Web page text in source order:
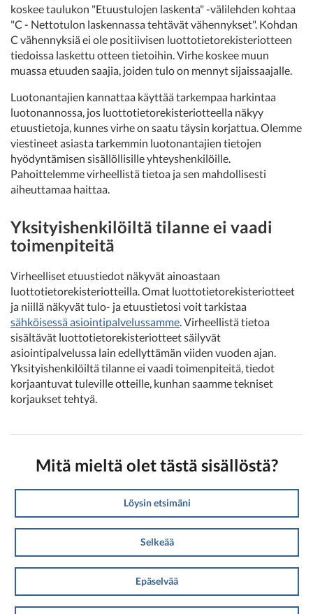
koskee taulukon "Etuustulojen laskenta" -välilehden kohtaa
"C - Nettotulon laskennassa tehtävät vähennykset". Kohdan
C vähennyksiä ei ole positiivisen luottotietorekisteriotteen
tiedoissa laskettu otteen tietoihin. Virhe koskee muun
muassa etuuden saajia, joiden tulo on mennyt sijaissaajalle.
Luotonantajien kannattaa käyttää tarkempaa harkintaa
luotonannossa, jos luottotietorekisteriotteella näkyy
etuustietoja, kunnes virhe on saatu täysin korjattua. Olemme
viestineet asiasta tarkemmin luotonantajien tietojen
hyödyntämisen sisällöllisille yhteyshenkilöille.
Pahoittelemme virheellistä tietoa ja sen mahdollisesti
aiheuttamaa haittaa.
Yksityishenkilöiltä tilanne ei vaadi
toimenpiteitä
Virheelliset etuustiedot näkyvät ainoastaan
luottotietorekisteriotteilla. Omat luottotietorekisteriotteet
ja niillä näkyvät tulo- ja etuustietosi voit tarkistaa
sähköisessä asiointipalvelussamme . Virheellistä tietoa
sisältävät luottotietorekisteriotteet säilyvät
asiointipalvelussa lain edellyttämän viiden vuoden ajan.
Yksityishenkilöiltä tilanne ei vaadi toimenpiteitä, tiedot
korjaantuvat tuleville otteille, kunhan saamme tekniset
korjaukset tehtyä.
Mitä mieltä olet tästä sisällöstä?
Löysin etsimäni
Selkeää
Epäselvää